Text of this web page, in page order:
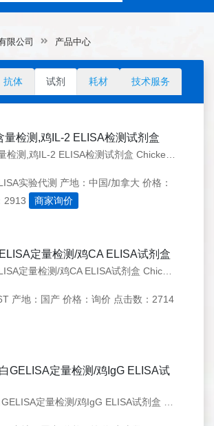
限公司 产品中心
抗体 试剂 耗材 技术服务
量检测,鸡IL-2 ELISA检测试剂盒
实验代测 产地：中国/加拿大 价格：
2913 商家询价
定量检测/鸡CA ELISA试剂盒
产地：国产 价格：询价 点击数：2714
GELISA定量检测/鸡IgG ELISA试